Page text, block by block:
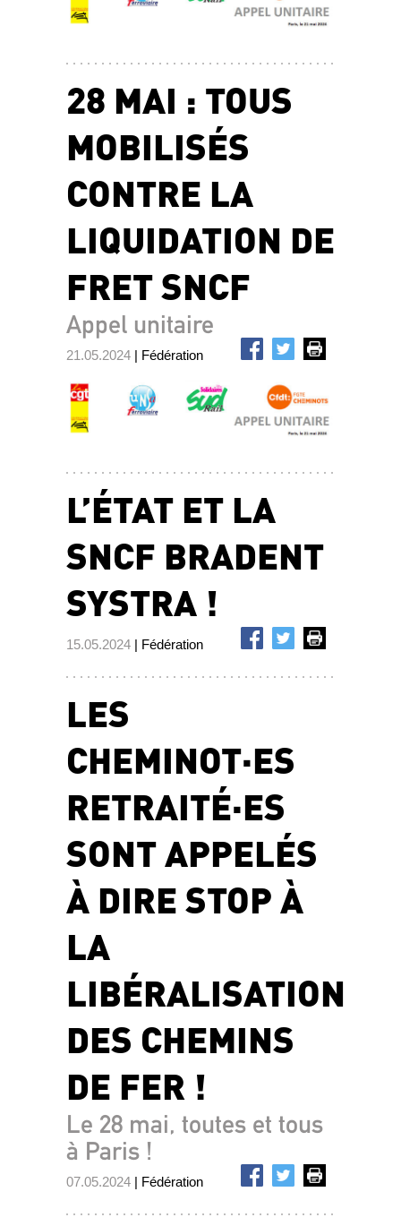
28 MAI : TOUS
MOBILISÉS
CONTRE LA
LIQUIDATION DE
FRET SNCF
Appel unitaire
21.05.2024 | Fédération
L’ÉTAT ET LA
SNCF BRADENT
SYSTRA !
15.05.2024 | Fédération
LES
CHEMINOT·ES
RETRAITÉ·ES
SONT APPELÉS
À DIRE STOP À
LA
LIBÉRALISATION
DES CHEMINS
DE FER !
Le 28 mai, toutes et tous
à Paris !
07.05.2024 | Fédération